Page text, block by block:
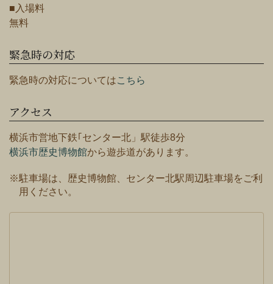
■入場料
無料
緊急時の対応
緊急時の対応についてはこちら
アクセス
横浜市営地下鉄｢センター北」駅徒歩8分
横浜市歴史博物館から遊歩道があります。
※駐車場は、歴史博物館、センター北駅周辺駐車場をご利
用ください。